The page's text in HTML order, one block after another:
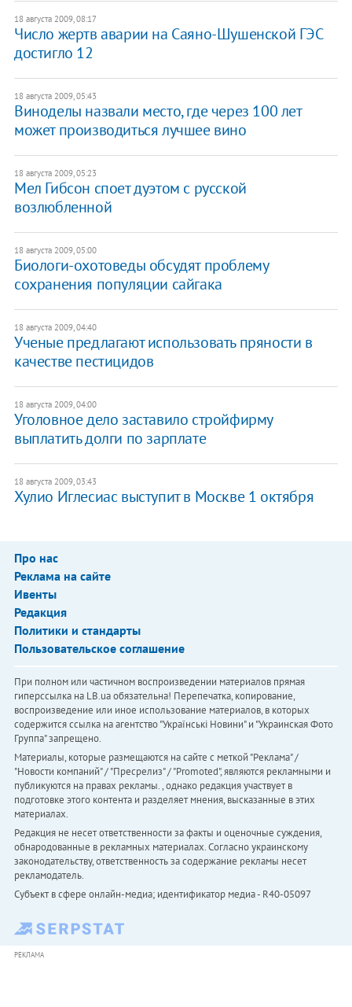
18 августа 2009, 08:17
Число жертв аварии на Саяно-Шушенской ГЭС
достигло 12
18 августа 2009, 05:43
Виноделы назвали место, где через 100 лет
может производиться лучшее вино
18 августа 2009, 05:23
Мел Гибсон споет дуэтом с русской
возлюбленной
18 августа 2009, 05:00
Биологи-охотоведы обсудят проблему
сохранения популяции сайгака
18 августа 2009, 04:40
Ученые предлагают использовать пряности в
качестве пестицидов
18 августа 2009, 04:00
Уголовное дело заставило стройфирму
выплатить долги по зарплате
18 августа 2009, 03:43
Хулио Иглесиас выступит в Москве 1 октября
Про нас
Реклама на сайте
Ивенты
Редакция
Политики и стандарты
Пользовательское соглашение
При полном или частичном воспроизведении материалов прямая
гиперссылка на LB.ua обязательна! Перепечатка, копирование,
воспроизведение или иное использование материалов, в которых
содержится ссылка на агентство "Українськi Новини" и "Украинская Фото
Группа" запрещено.
Материалы, которые размещаются на сайте с меткой "Реклама" /
"Новости компаний" / "Пресрелиз" / "Promoted", являются рекламными и
публикуются на правах рекламы. , однако редакция участвует в
подготовке этого контента и разделяет мнения, высказанные в этих
материалах.
Редакция не несет ответственности за факты и оценочные суждения,
обнародованные в рекламных материалах. Согласно украинскому
законодательству, ответственность за содержание рекламы несет
рекламодатель.
Субъект в сфере онлайн-медиа; идентификатор медиа - R40-05097
РЕКЛАМА